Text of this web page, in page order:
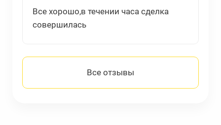
Все хорошо,в течении часа сделка
совершилась
Все отзывы